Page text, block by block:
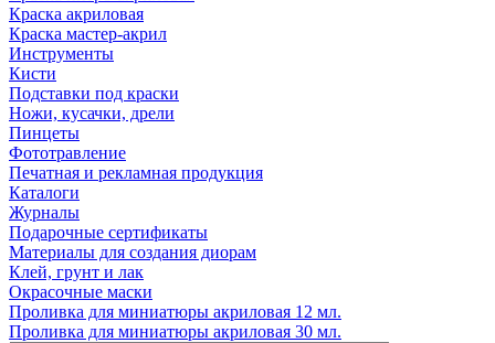
Краска акриловая
Краска мастер-акрил
Инструменты
Кисти
Подставки под краски
Ножи, кусачки, дрели
Пинцеты
Фототравление
Печатная и рекламная продукция
Каталоги
Журналы
Подарочные сертификаты
Материалы для создания диорам
Клей, грунт и лак
Окрасочные маски
Проливка для миниатюры акриловая 12 мл.
Проливка для миниатюры акриловая 30 мл.